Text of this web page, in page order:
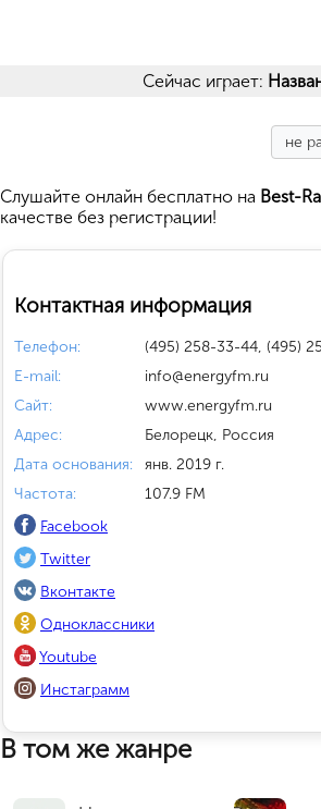
Сейчас играет:
не
Cлушайте онлайн бесплатно на Best-
качестве без регистрации!
Контактная информация
Телефон:
(495) 258-33-44, (495)
E-mail:
info@energyfm.ru
Сайт:
www.energyfm.ru
Адрес:
Белорецк, Россия
Дата основания:
янв. 2019 г.
Частота:
107.9 FM
Facebook
Twitter
Вконтакте
Одноклассники
Youtube
Инстаграмм
В том же жанре